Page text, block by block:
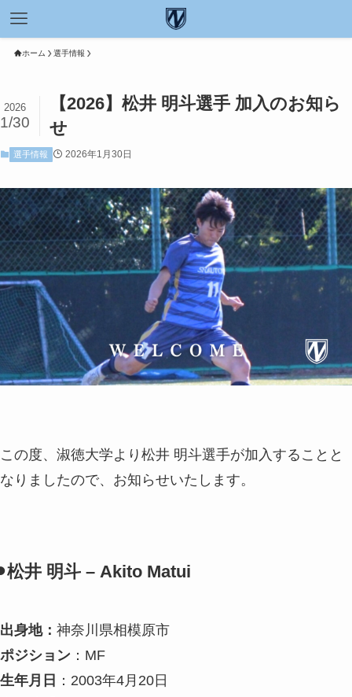
ホーム 選手情報
【2026】松井 明斗選手 加入のお知ら
せ
2026
1/30
選手情報 2026年1月30日
この度、淑徳大学より松井 明斗選手が加入することと
なりましたので、お知らせいたします。
松井 明斗 – Akito Matui
出身地： 神奈川県相模原市
ポジション ：MF
生年月日 ：2003年4月20日